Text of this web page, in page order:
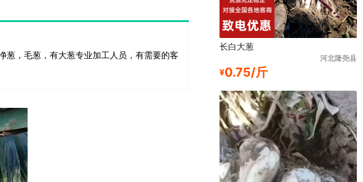
葱，毛葱，有大葱专业加工人员，有需要的客
长白大葱
河北隆尧县
¥0.75/斤